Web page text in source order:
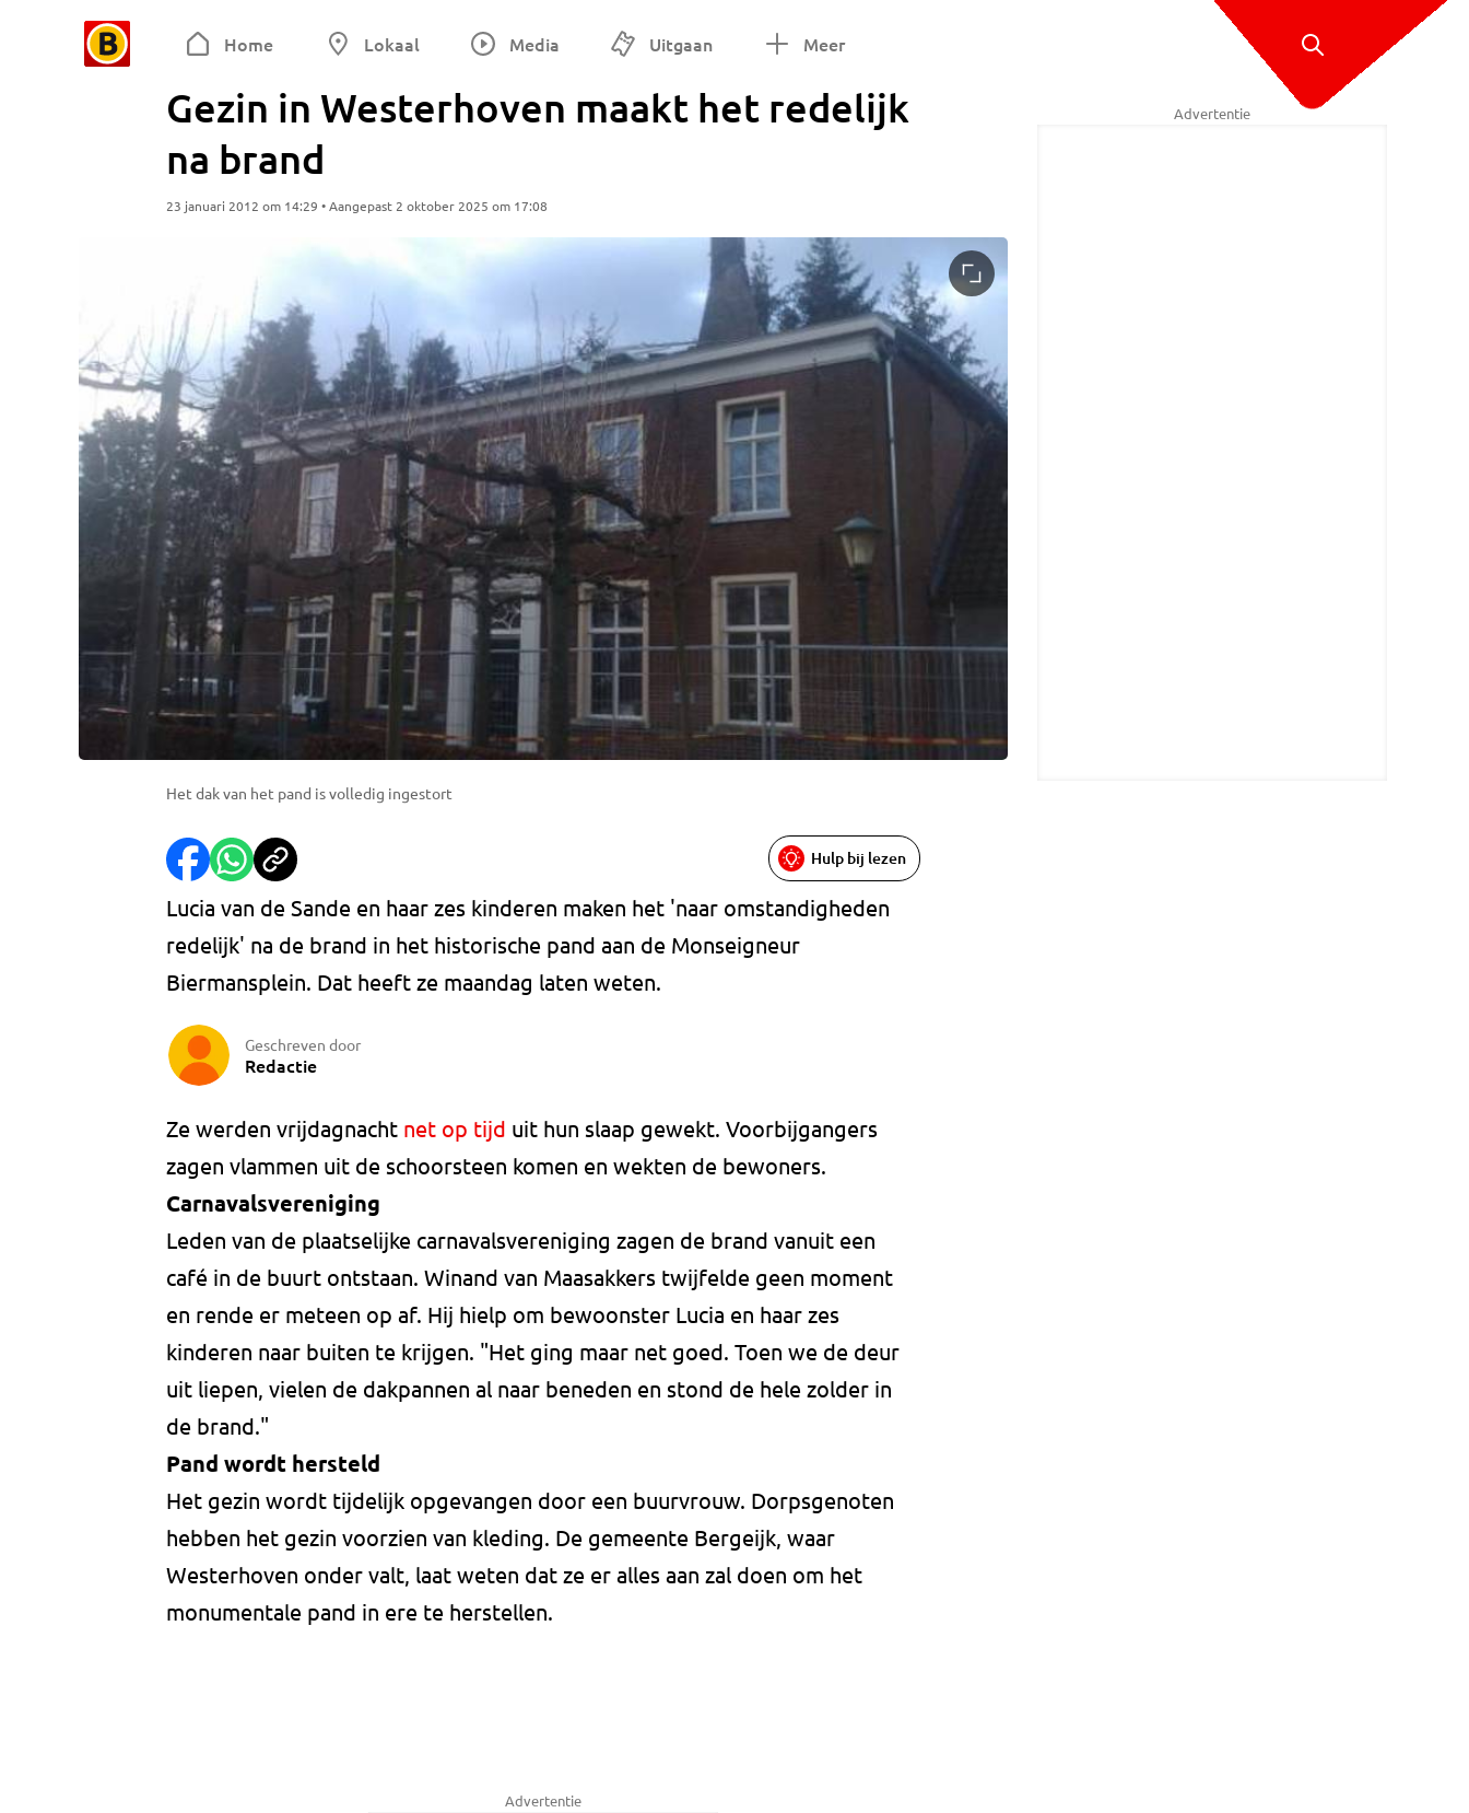
Home Lokaal Media Uitgaan Meer
Gezin in Westerhoven maakt het redelijk
na brand
23 januari 2012 om 14:29 • Aangepast 2 oktober 2025 om 17:08
Het dak van het pand is volledig ingestort
Hulp bij lezen
Lucia van de Sande en haar zes kinderen maken het 'naar omstandigheden
redelijk' na de brand in het historische pand aan de Monseigneur
Biermansplein. Dat heeft ze maandag laten weten.
Geschreven door
Redactie
Ze werden vrijdagnacht net op tijd uit hun slaap gewekt. Voorbijgangers
zagen vlammen uit de schoorsteen komen en wekten de bewoners.
Carnavalsvereniging
Leden van de plaatselijke carnavalsvereniging zagen de brand vanuit een
café in de buurt ontstaan. Winand van Maasakkers twijfelde geen moment
en rende er meteen op af. Hij hielp om bewoonster Lucia en haar zes
kinderen naar buiten te krijgen. "Het ging maar net goed. Toen we de deur
uit liepen, vielen de dakpannen al naar beneden en stond de hele zolder in
de brand."
Pand wordt hersteld
Het gezin wordt tijdelijk opgevangen door een buurvrouw. Dorpsgenoten
hebben het gezin voorzien van kleding. De gemeente Bergeijk, waar
Westerhoven onder valt, laat weten dat ze er alles aan zal doen om het
monumentale pand in ere te herstellen.
Advertentie
Advertentie